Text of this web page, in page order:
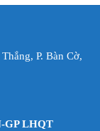
P. Bàn Cờ,
GP LHQT